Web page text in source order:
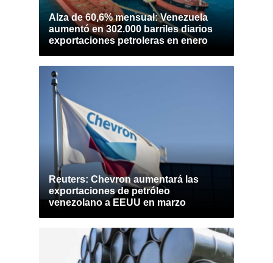
Alza de 60,6% mensual: Venezuela
aumentó en 302.000 barriles diarios
exportaciones petroleras en enero
Reuters: Chevron aumentará las
exportaciones de petróleo
venezolano a EEUU en marzo